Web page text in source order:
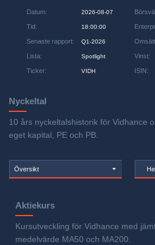
Datum: 2026-08-07
Tid: 18:00:00
Senaste rapport: Q1-2026
Lista: Spotlight
Ticker: VIDH
Vinst:
ISIN:
Nyckeltal
10 års nyckeltalshistorik för Vidhance
eget kapital, PE och PB.
Översikt
Aktiekurs
Kursutveckling för Vidhance med
medelvärde MA50 och MA200.